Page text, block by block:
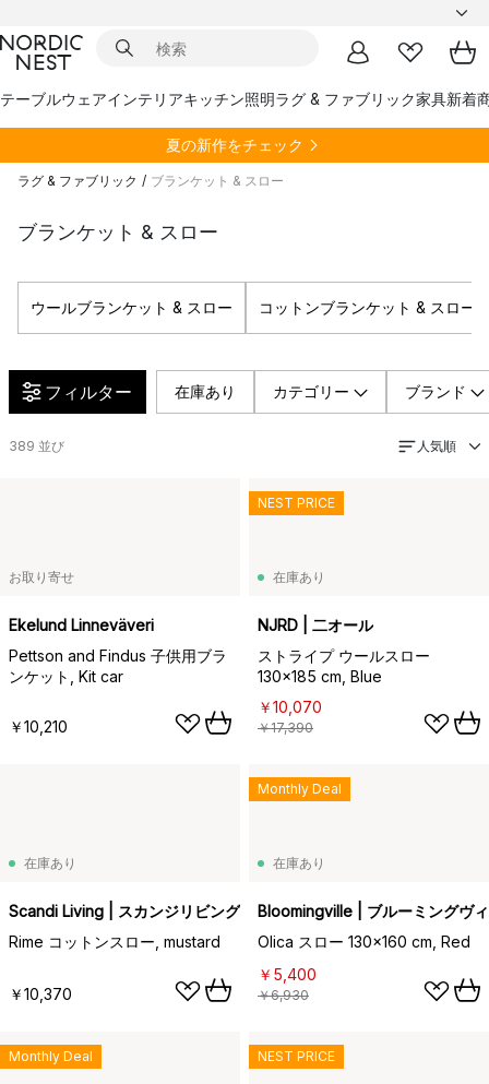
テーブルウェアインテリアキッチン照明ラグ & ファブリック家具新着
夏の新作をチェック
ラグ & ファブリック / ブランケット & スロー
ブランケット & スロー
ウールブランケット & スロー コットンブランケット & スロー
フィルター 在庫あり カテゴリー ブランド
389 並び 人気順
お取り寄せ
Ekelund Linneväveri
Pettson and Findus 子供用ブラ
ンケット, Kit car
￥10,210
在庫あり
NJRD | 二オール
ストライプ ウールスロー
130x185 cm, Blue
￥10,070
￥17,390
NEST PRICE
在庫あり
Scandi Living | スカンジリビング
Rime コットンスロー, mustard
￥10,370
在庫あり
Bloomingville | ブルーミングヴ
Olica スロー 130x160 cm, Red
￥5,400
￥6,930
Monthly Deal
Monthly Deal NEST PRICE